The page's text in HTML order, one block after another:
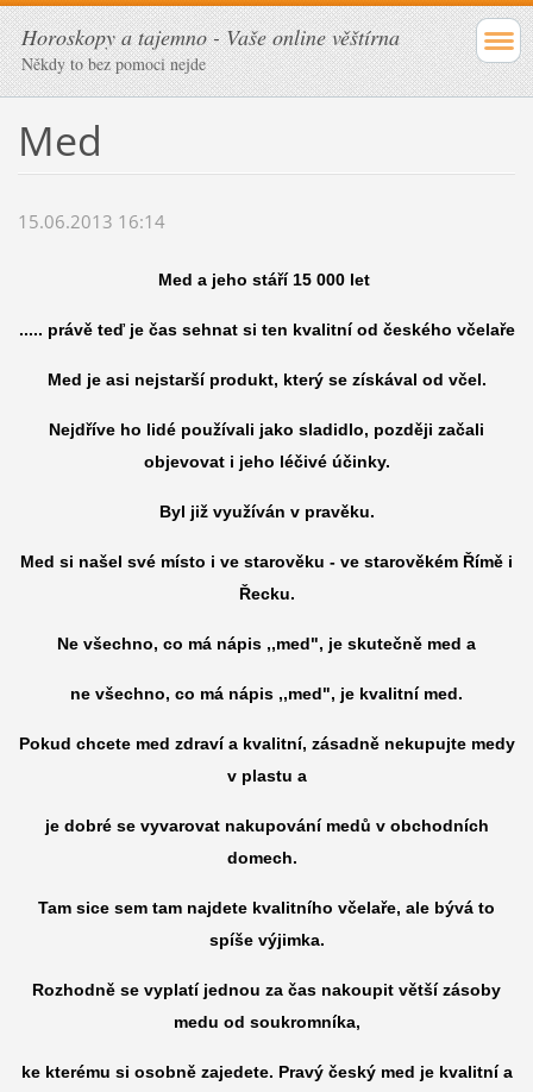
Horoskopy a tajemno - Vaše online věštírna
Někdy to bez pomoci nejde
Med
15.06.2013 16:14
Med a jeho stáří 15 000 let
..... právě teď je čas sehnat si ten kvalitní od českého včelaře
Med je asi nejstarší produkt, který se získával od včel.
Nejdříve ho lidé používali jako sladidlo, později začali
objevovat i jeho léčivé účinky.
Byl již využíván v pravěku.
Med si našel své místo i ve starověku - ve starověkém Římě i
Řecku.
Ne všechno, co má nápis ,,med", je skutečně med a
ne všechno, co má nápis ,,med", je kvalitní med.
Pokud chcete med zdraví a kvalitní, zásadně nekupujte medy
v plastu a
je dobré se vyvarovat nakupování medů v obchodních
domech.
Tam sice sem tam najdete kvalitního včelaře, ale bývá to
spíše výjimka.
Rozhodně se vyplatí jednou za čas nakoupit větší zásoby
medu od soukromníka,
ke kterému si osobně zajedete. Pravý český med je kvalitní a